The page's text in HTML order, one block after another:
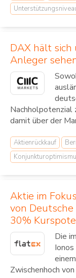
DAX hält
Anleger
Nachholpotenzial
damit über der
Aktienrückkauf
Aktie im
von
30%
Die
Zwischenhoch